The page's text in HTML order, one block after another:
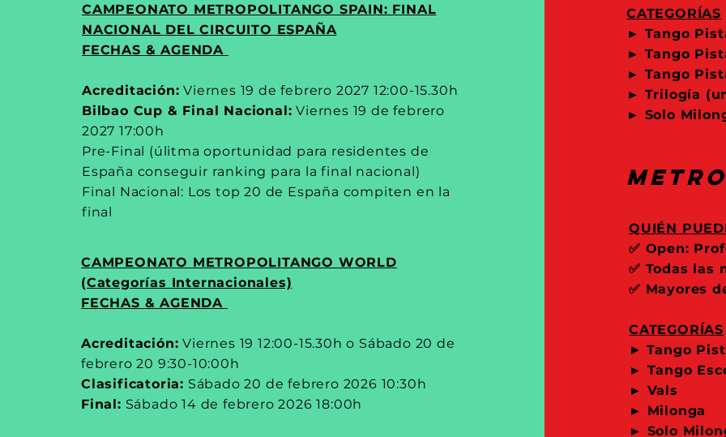
CAMPEONATO METROPOLITANGO SPAIN: FINAL
NACIONAL DEL CIRCUITO ESPAÑA
FECHAS & AGENDA
Acreditación: Viernes 19 de febrero 2027 12:00-15.30h
Bilbao Cup & Final Nacional: Viernes 19 de febrero
2027 17:00h
Pre-Final (úlitma oportunidad para residentes de
España conseguir ranking para la final nacional)
Final Nacional: Los top 20 de España compiten en la
final
CAMPEONATO METROPOLITANGO WORLD
(Categorías Internacionales)
FECHAS & AGENDA
Acreditación: Viernes 19 12:00-15.30h o Sábado 20 de
febrero 20 9:30-10:00h
Clasificatoria: Sábado 20 de febrero 2026 10:30h
Final: Sábado 14 de febrero 2026 18:00h
CATEGORÍAS
► Tango
► Tango
► Tango
► Trilogía
► Solo
QUIÉN
✅ Open:
✅ Todas las
✅ Mayores
CATEGORÍAS
​► Tango
► Tango
► Vals
► Milonga
► Solo